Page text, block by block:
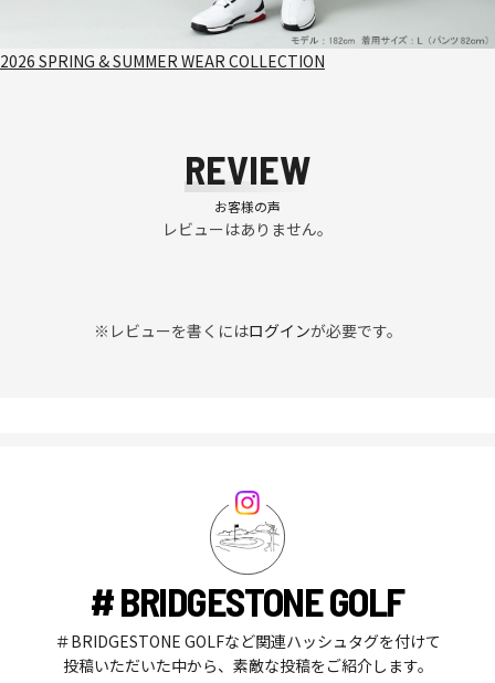
2026 SPRING & SUMMER WEAR COLLECTION
REVIEW
お客様の声
レビューはありません。
※レビューを書くにはログインが必要です。
# BRIDGESTONE GOLF
＃BRIDGESTONE GOLFなど関連ハッシュタグを付けて
投稿いただいた中から、素敵な投稿をご紹介します。